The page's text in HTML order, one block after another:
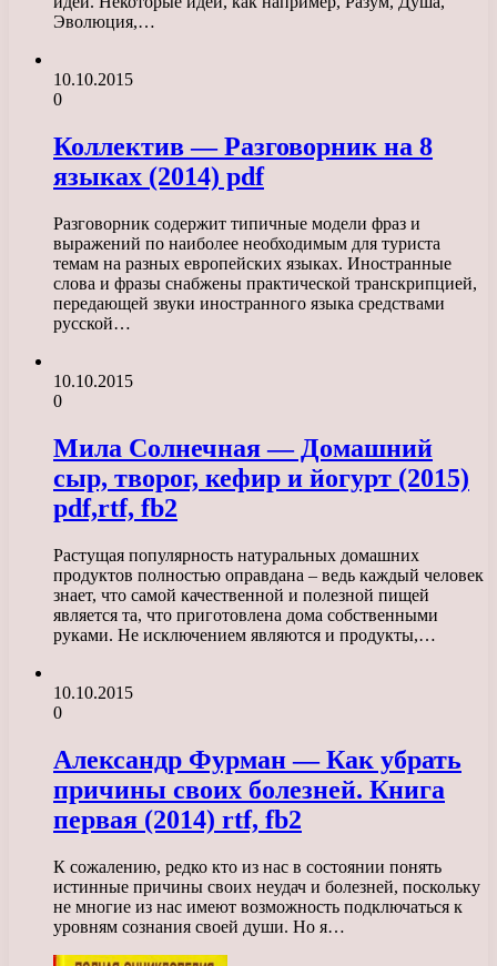
Эволюция,…
10.10.2015
0
Коллектив — Разговорник на 8
языках (2014) pdf
Разговорник содержит типичные модели фраз и
выражений по наиболее необходимым для туриста
темам на разных европейских языках. Иностранные
слова и фразы снабжены практической транскрипцией,
передающей звуки иностранного языка средствами
русской…
10.10.2015
0
Мила Солнечная — Домашний
сыр, творог, кефир и йогурт (2015)
pdf,rtf, fb2
Растущая популярность натуральных домашних
продуктов полностью оправдана – ведь каждый человек
знает, что самой качественной и полезной пищей
является та, что приготовлена дома собственными
руками. Не исключением являются и продукты,…
10.10.2015
0
Александр Фурман — Как убрать
причины своих болезней. Книга
первая (2014) rtf, fb2
К сожалению, редко кто из нас в состоянии понять
истинные причины своих неудач и болезней, поскольку
не многие из нас имеют возможность подключаться к
уровням сознания своей души. Но я…